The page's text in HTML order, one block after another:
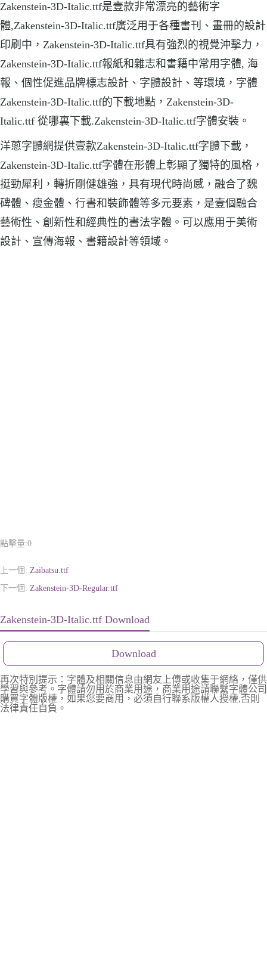
Zakenstein-3D-Italic.ttf是壹款非常漂亮的藝術字
體,Zakenstein-3D-Italic.ttf廣泛用于各種書刊、畫冊的設計
印刷中，Zakenstein-3D-Italic.ttf具有強烈的視覺沖擊力，
Zakenstein-3D-Italic.ttf報紙和雜志和書籍中常用字體, 海
報、個性促進品牌標志設計、字體設計、等環境，字體
Zakenstein-3D-Italic.ttf的下載地點，Zakenstein-3D-
Italic.ttf 從哪裏下載.Zakenstein-3D-Italic.ttf字體安裝。
洋蔥字體網提供壹款Zakenstein-3D-Italic.ttf字體下載，
Zakenstein-3D-Italic.ttf字體在形體上彰顯了獨特的風格，
挺勁犀利，轉折剛健雄強，具有現代時尚感，融合了魏
碑體、瘦金體、行書和裝飾體等多元要素，是壹個融合
藝術性、創新性和經典性的書法字體。可以應用于美術
設計、宣傳海報、書籍設計等領域。
點擊量:0
上一個: Zaibatsu.ttf
下一個: Zakenstein-3D-Regular.ttf
Zakenstein-3D-Italic.ttf Download
Download
再次特別提示：字體及相關信息由網友上傳或收集于網絡，僅供
學習與參考。字體請勿用於商業用途，商業用途請聯繫字體公司
購買字體版權，如果您要商用，必須自行聯系版權人授權,否則
法律責任自負。